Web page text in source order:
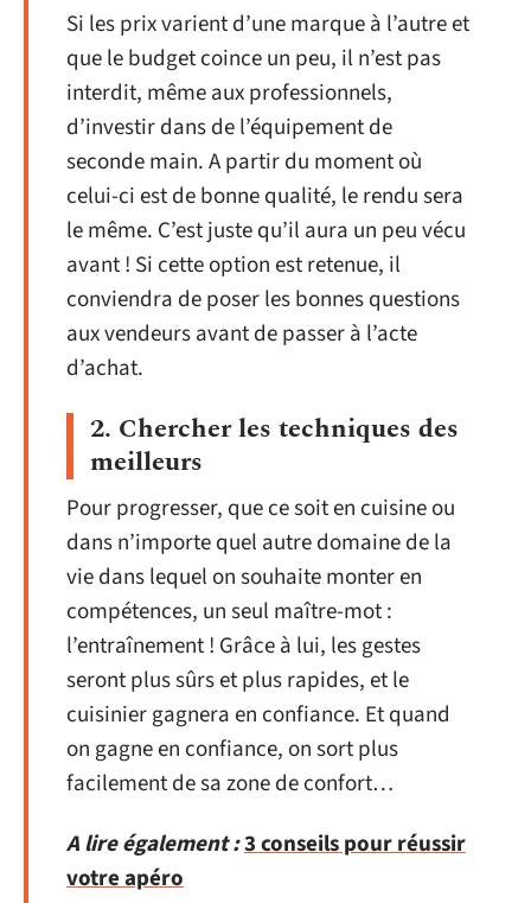
Si les prix varient d’une marque à l’autre et
que le budget coince un peu, il n’est pas
interdit, même aux professionnels,
d’investir dans de l’équipement de
seconde main. A partir du moment où
celui-ci est de bonne qualité, le rendu sera
le même. C’est juste qu’il aura un peu vécu
avant ! Si cette option est retenue, il
conviendra de poser les bonnes questions
aux vendeurs avant de passer à l’acte
d’achat.
2. Chercher les techniques des
meilleurs
Pour progresser, que ce soit en cuisine ou
dans n’importe quel autre domaine de la
vie dans lequel on souhaite monter en
compétences, un seul maître-mot :
l’entraînement ! Grâce à lui, les gestes
seront plus sûrs et plus rapides, et le
cuisinier gagnera en confiance. Et quand
on gagne en confiance, on sort plus
facilement de sa zone de confort…
A lire également :3 conseils pour réussir
votre apéro